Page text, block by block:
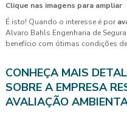
Clique nas imagens para ampliar
É isto! Quando o interesse é por
Alvaro Bahls Engenharia de
benefício com ótimas condições
CONHEÇA MAIS
SOBRE A EMPRESA
AVALIAÇÃO